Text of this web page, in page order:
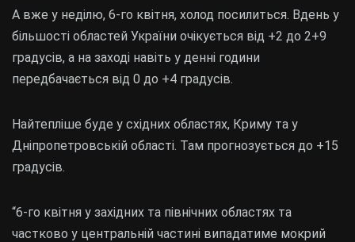
А вже у неділю, 6-го квітня, холод посилиться. Вдень у
більшості областей України очікується від +2 до 2+9
градусів, а на заході навіть у денні години
передбачається від 0 до +4 градусів.
Найтепліше буде у східних областях, Криму та у
Дніпропетровській області. Там прогнозується до +15
градусів.
“6-го квітня у західних та північних областях та
частково у центральній частині випадатиме мокрий